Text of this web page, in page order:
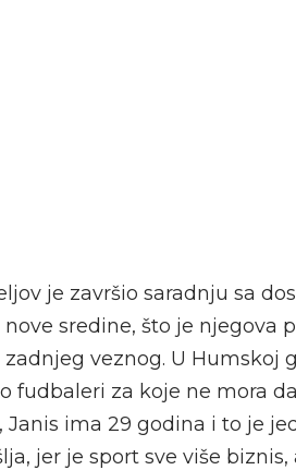
je završio saradnju sa
sredine, što je njegova
veznog. U Humskoj
fudbaleri za koje ne mora
Janis ima 29 godina i to je
jer je sport sve više